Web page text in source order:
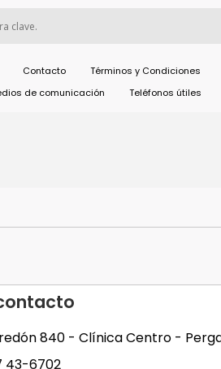
Contacto
Términos y Condiciones
de comunicación Teléfonos útiles
840 - Clínica Centro -
43-6702